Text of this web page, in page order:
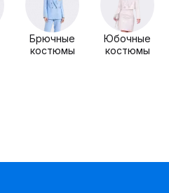
Брючные
костюмы
Юбочные
костюмы